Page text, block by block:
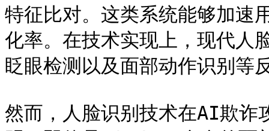
特征比对。这类系统能够加速
化率。在技术实现上，现代人
眨眼检测以及面部动作识别等
然而，人脸识别技术在AI欺诈